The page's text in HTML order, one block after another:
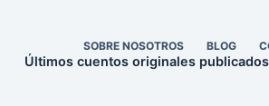
SOBRE NOSOTROS BLOG
Últimos cuentos originales publicados